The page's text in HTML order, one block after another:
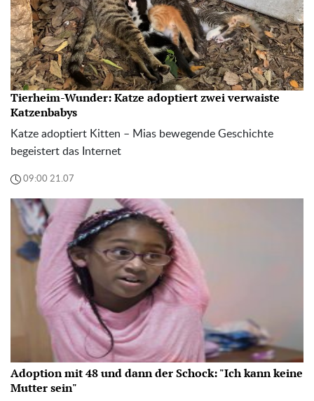
Tierheim-Wunder: Katze adoptiert zwei verwaiste
Katzenbabys
Katze adoptiert Kitten – Mias bewegende Geschichte
begeistert das Internet
09:00 21.07
Adoption mit 48 und dann der Schock: "Ich kann keine
Mutter sein"